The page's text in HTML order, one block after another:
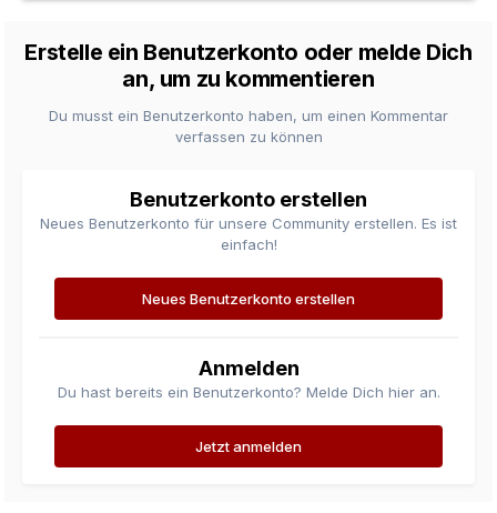
Erstelle ein Benutzerkonto oder melde Dich
an, um zu kommentieren
Du musst ein Benutzerkonto haben, um einen Kommentar
verfassen zu können
Benutzerkonto erstellen
Neues Benutzerkonto für unsere Community erstellen. Es ist
einfach!
Neues Benutzerkonto erstellen
Anmelden
Du hast bereits ein Benutzerkonto? Melde Dich hier an.
Jetzt anmelden